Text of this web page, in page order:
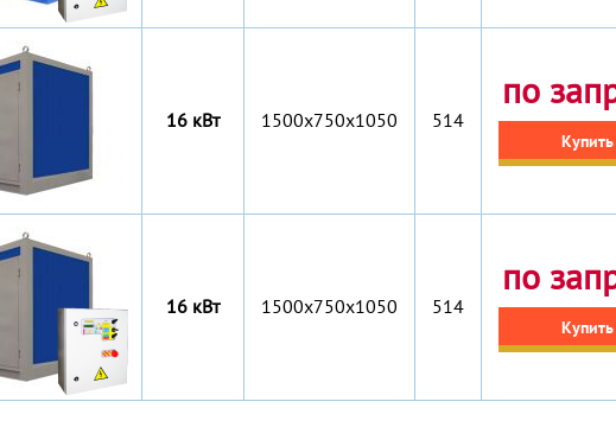
16 кВт 1500x750x1050 514
по
Купить
16 кВт 1500x750x1050 514
по
Купить